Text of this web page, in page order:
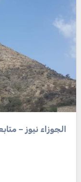
الجوزاء نيوز –